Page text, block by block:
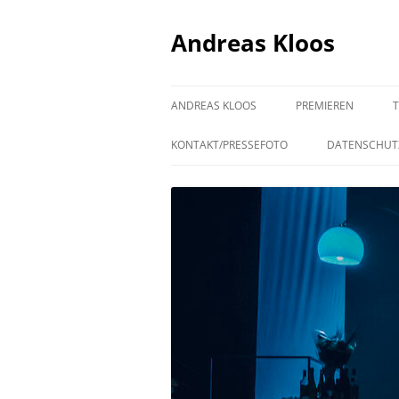
Andreas Kloos
ANDREAS KLOOS PREMIEREN
KONTAKT/PRESSEFOTO